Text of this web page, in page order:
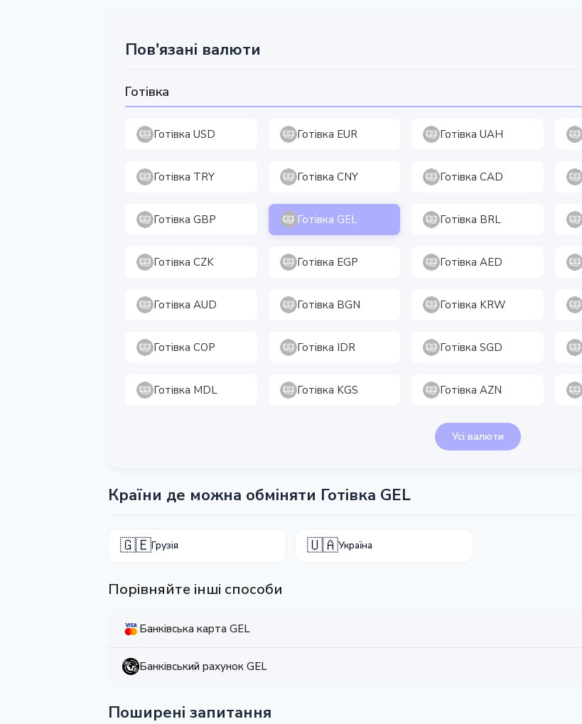
Пов'язані валюти
Готівка
Готівка USD Готівка EUR Готівка UAH
Готівка TRY Готівка CNY Готівка CAD
Готівка GBP Готівка GEL Готівка BRL
Готівка CZK Готівка EGP Готівка AED
Готівка AUD Готівка BGN Готівка KRW
Готівка COP Готівка IDR Готівка SGD
Готівка MDL Готівка KGS Готівка AZN
Усі валюти
Країни де можна обміняти Готівка GEL
🇬🇪Грузія 🇺🇦Україна
Порівняйте інші способи
Банківська карта GEL
Банківський рахунок GEL
Поширені запитання